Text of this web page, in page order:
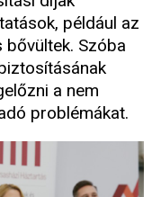
például az
Szóba
a nem
problémákat.